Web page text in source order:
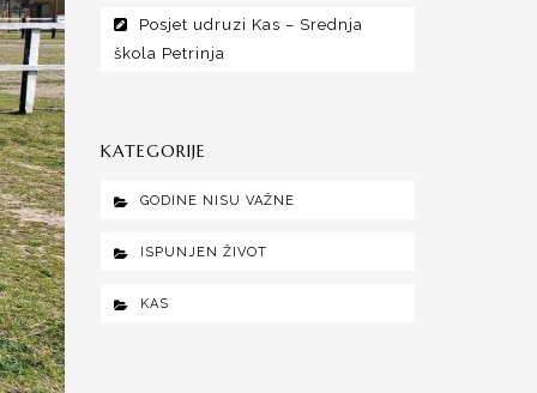
Posjet udruzi Kas – Srednja
škola Petrinja
KATEGORIJE
GODINE NISU VAŽNE
ISPUNJEN ŽIVOT
KAS